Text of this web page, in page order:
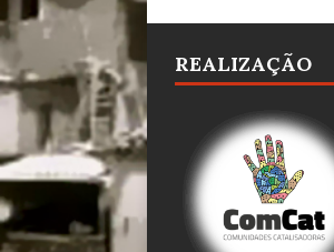
REALIZAÇÃO